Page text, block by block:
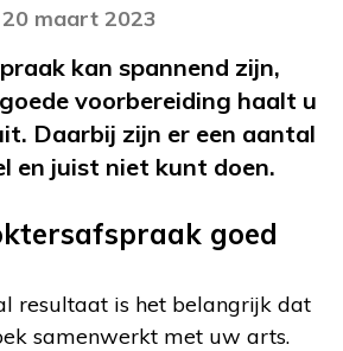
maart 2023
kan spannend zijn,
voorbereiding haalt u
Daarbij zijn er een aantal
en juist niet kunt doen.
goed
resultaat is het belangrijk dat
samenwerkt met uw arts.